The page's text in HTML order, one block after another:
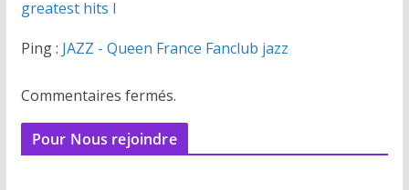
greatest hits I
Ping : JAZZ - Queen France Fanclub jazz
Commentaires fermés.
Pour Nous rejoindre